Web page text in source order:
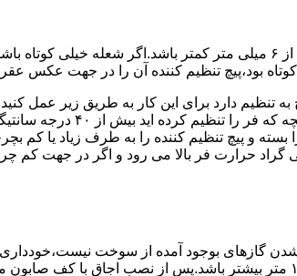
رنگ شعله پیلوت باید آبی باشد و طول شعله پیلوت معمولا نباید
کوتاه بود،پیچ تنظیم کننده آن را در جهت عکس
۱۰ تا ۲۰ دقیقه
گازهای بوجود آمده از سوخت
اجاق باید از بست مناسب استفاده شود.طول شیلنگ نباید از ۱.۵ متر